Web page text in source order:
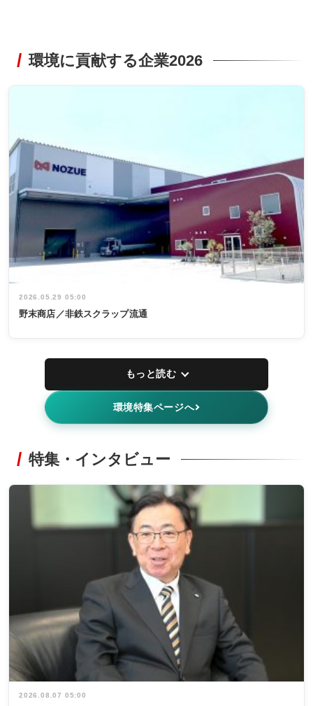
環境に貢献する企業2026
2026.05.29 05:00
野末商店／非鉄スクラップ流通
もっと読む
環境特集ページへ
特集・インタビュー
2026.08.07 05:00